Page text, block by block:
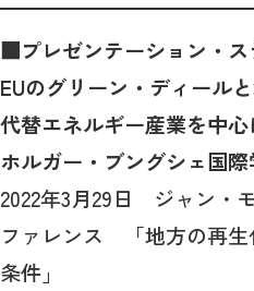
■プレゼンテーション・ス
EUのグリーン・ディール
代替エネルギー産業を中心
ホルガー・ブングシェ国
2022年3月29日 ジャン・
ファレンス 「地方の再生
条件」